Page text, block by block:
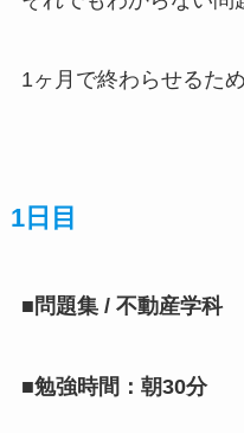
1ヶ月で終わらせるた
1日目
■問題集 / 不動産学科
■勉強時間：朝30分